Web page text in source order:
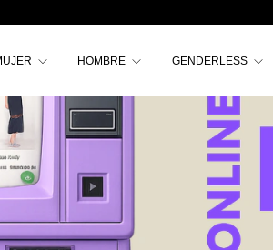
HOMBRE GENDERLESS